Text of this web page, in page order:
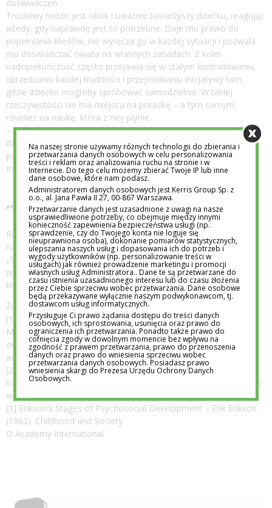
doświadczeń.
Troskliwy rodzic jest obok i uważnie towarzyszy dziecku, reagując
wtedy, gdy naprawdę jest to potrzebne. Daje mu prawo do
popełniania błędów, nie wyręcza go w każdej sytuacji i pozwala
mu doświadczać świata na własnych zasadach. Z kolei
nadopiekuńczość często przejawia się w stałym kontrolowaniu,
uprzedzaniu każdej trudności i przejmowaniu inicjatywy tam,
gdzie dziecko mogłoby spróbować samodzielnie. W takiej
rzeczywistości nie ma miejsca na porażkę – a tym samym
również na naukę, która z niej płynie.
– Rolą dorosłego nie jest usuwanie wszystkich przeszkód z drogi
dziecka, ale towarzyszenie mu w ich pokonywaniu –
podsumowuje Anna Zięba, dyrektor przedszkola Academy
International Centrum
„Pozwól mi spróbować”
Rozwój nie przebiega w idealnych warunkach, dlatego
najważniejsze zdanie, jakie dziecko może usłyszeć, brzmi:
„Spróbuj sam, jestem obok”. Wtedy nasza pociecha ma
przestrzeń, by doświadczać, sprawdzać i uczyć się na własnych
błędach. A troska? To nie kontrola, tylko obecność.
Źródła:
[1] Developmental Psychology – Segrin, C., Woszidlo, A., Givertz,
M., Bauer, A., & Murphy, M. (2012). The association between
overparenting, parent-child communication, and entitlement and
adaptive traits in adult children. Journal of Family Relations.
[2] Helicopter Parenting – Schiffrin, H. H., et al. (2014). Helping or
hovering? The effects of helicopter parenting on college students’
well-being. Journal of Child and Family Studies.
[3] Erikson’s Stages of Psychosocial Development – Erik Erikson
(1963). Childhood and Society.
O Academy International
Na naszej stronie używamy różnych technologii do zbierania i
przetwarzania danych osobowych w celu personalizowania
treści i reklam oraz analizowania ruchu na stronie i w
Internecie. Do tego celu możemy zbierać Twoje IP lub inne
dane osobowe, które nam podasz.
Administratorem danych osobowych jest Kerris Group Sp. z
o.o., al. Jana Pawła II 27, 00-867 Warszawa.
Przetwarzanie danych jest uzasadnione z uwagi na nasze
usprawiedliwione potrzeby, co obejmuje między innymi
konieczność zapewnienia bezpieczeństwa usługi (np.
sprawdzenie, czy do Twojego konta nie loguje się
nieuprawniona osoba), dokonanie pomiarów statystycznych,
ulepszania naszych usług i dopasowania ich do potrzeb i
wygody użytkowników (np. personalizowanie treści w
usługach) jak również prowadzenie marketingu i promocji
własnych usług Administratora.. Dane te są przetwarzane do
czasu istnienia uzasadnionego interesu lub do czasu złożenia
przez Ciebie sprzeciwu wobec przetwarzania. Dane osobowe
będą przekazywane wyłącznie naszym podwykonawcom, tj.
dostawcom usług informatycznych.
Przysługuje Ci prawo żądania dostępu do treści danych
osobowych, ich sprostowania, usunięcia oraz prawo do
ograniczenia ich przetwarzania. Ponadto także prawo do
cofnięcia zgody w dowolnym momencie bez wpływu na
zgodność z prawem przetwarzania, prawo do przenoszenia
danych oraz prawo do wniesienia sprzeciwu wobec
przetwarzania danych osobowych. Posiadasz prawo
wniesienia skargi do Prezesa Urzędu Ochrony Danych
Osobowych.